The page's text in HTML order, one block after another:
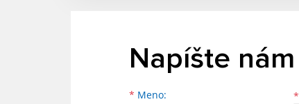
Napíšte nám
* Meno: *